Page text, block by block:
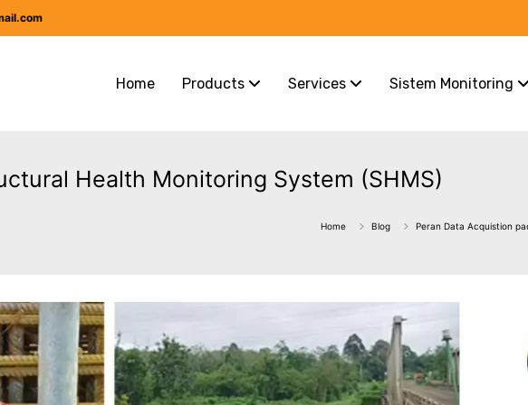
Home Products Services Sistem Monitoring
Health Monitoring System (SHMS)
Home Blog Peran Data Acquistion